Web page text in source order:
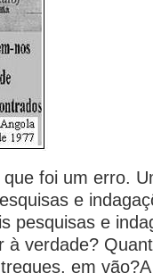
foi um erro.
e
pesquisas e
à verdade?
em